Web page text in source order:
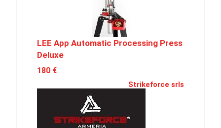
LEE App Automatic Processing Press
Deluxe
180 €
Strikeforce srls